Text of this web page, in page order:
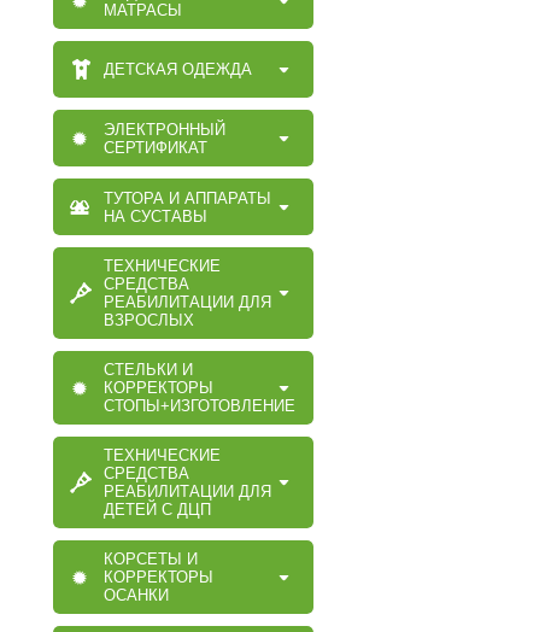
МАТРАСЫ
ДЕТСКАЯ ОДЕЖДА
ЭЛЕКТРОННЫЙ
СЕРТИФИКАТ
ТУТОРА И АППАРАТЫ
НА СУСТАВЫ
ТЕХНИЧЕСКИЕ
СРЕДСТВА
РЕАБИЛИТАЦИИ ДЛЯ
ВЗРОСЛЫХ
СТЕЛЬКИ И
КОРРЕКТОРЫ
СТОПЫ+ИЗГОТОВЛЕНИЕ
ТЕХНИЧЕСКИЕ
СРЕДСТВА
РЕАБИЛИТАЦИИ ДЛЯ
ДЕТЕЙ С ДЦП
КОРСЕТЫ И
КОРРЕКТОРЫ
ОСАНКИ